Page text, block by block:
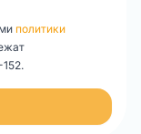
политики